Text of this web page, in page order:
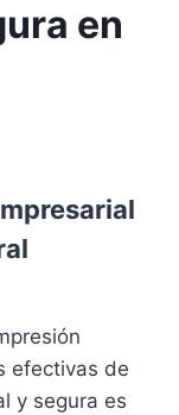
en
efectivas de
y segura es